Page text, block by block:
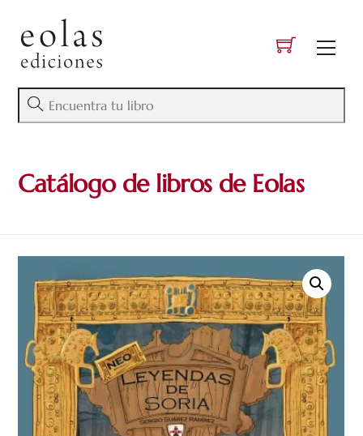
content
Catálogo de libros de Eolas